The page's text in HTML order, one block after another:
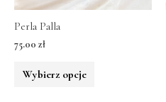
Perla Palla
75.00 zł
Wybierz opcje